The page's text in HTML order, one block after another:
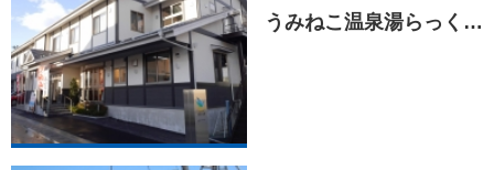
うみねこ温泉湯らっくす ＜山田町＞